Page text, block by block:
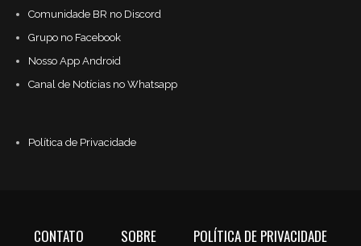
Comunidade BR no Discord
Grupo no Facebook
Nosso App Android
Canal de Notícias no Whatsapp
Política de Privacidade
CONTATO SOBRE POLÍTICA DE PRIVACIDADE